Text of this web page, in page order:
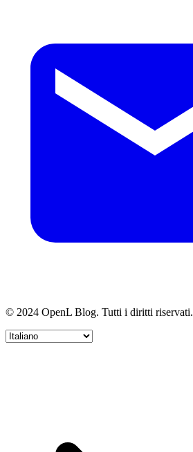
© 2024 OpenL Blog. Tutti i diritti riservati.